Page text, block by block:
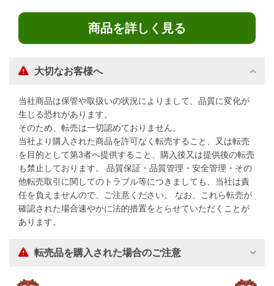
商品を詳しく見る
大切なお客様へ
当社商品は保管や取扱いの状況によりまして、品質に変化が
生じる恐れがあります。
そのため、転売は一切認めておりません。
当社より購入された商品を許可なく転売すること、又は転売
を目的として第3者へ提供すること、購入後又は提供後の転売
も禁止しております。 品質保証・品質管理・安全管理・その
他転売取引に関してのトラブル等につきましても、当社は責
任を負えませんので、ご注意ください。 なお、これら転売が
確認された場合速やかに法的措置をとらせていただくことが
あります。
転売品を購入された場合のご注意